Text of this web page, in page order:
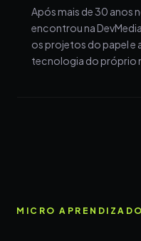
Após mais de 30 anos
encontrou na
os projetos do papel e
tecnologia do próprio
MICRO APRENDIZADO